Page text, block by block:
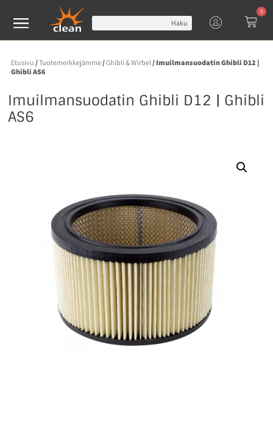
Haku
0
Etusivu /Tuotemerkkejämme/Ghibli & Wirbel / Imuilmansuodatin Ghibli D12 |
Ghibli AS6
Imuilmansuodatin Ghibli D12 | Ghibli
AS6